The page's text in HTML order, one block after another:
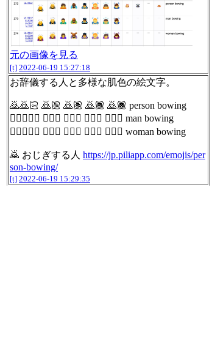
元の画像を見る
[t] 2022-06-19 15:27:18
お辞儀する人と多様な肌色の絵文字。
🙇🙇🏻 🙇🏼 🙇🏽 🙇🏾 🙇🏿 person bowing
🙇‍♀️🙇🏻‍♀️ 🙇🏼‍♀️ 🙇🏽‍♀️ 🙇🏾‍♀️ 🙇🏿‍♀️ man bowing
🙇‍♂️🙇🏻‍♂️ 🙇🏼‍♂️ 🙇🏽‍♂️ 🙇🏾‍♂️ 🙇🏿‍♂️ woman bowing
🙇 おじぎする人 https://jp.piliapp.com/emojis/per
son-bowing/
[t] 2022-06-19 15:29:35